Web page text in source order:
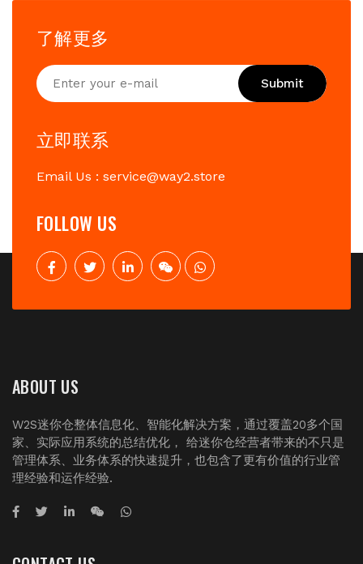
了解更多
Submit
立即联系
Email Us : service@way2.store
FOLLOW US
ABOUT US
W2S迷你仓整体信息化、智能化解决方案，通过覆盖20多个国
家、实际应用系统的总结优化， 给迷你仓经营者带来的不只是
管理体系、业务体系的快速提升，也包含了更有价值的行业管
理经验和运作经验.